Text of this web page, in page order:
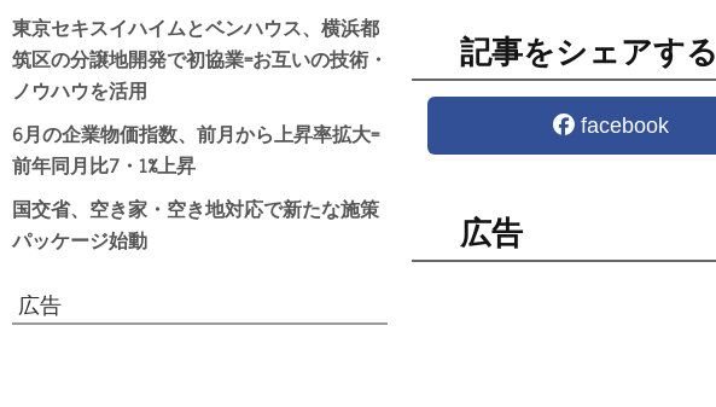
記事をシェアする
facebook
広告
東京セキスイハイムとベンハウス、横浜都
筑区の分譲地開発で初協業=お互いの技術・
ノウハウを活用
6月の企業物価指数、前月から上昇率拡大=
前年同月比7・1%上昇
国交省、空き家・空き地対応で新たな施策
パッケージ始動
広告